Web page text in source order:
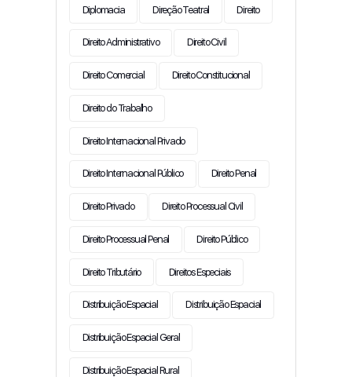
Diplomacia Direção Teatral Direito
Direito Administrativo Direito Civil
Direito Comercial Direito Constitucional
Direito do Trabalho
Direito Internacional Privado
Direito Internacional Público Direito Penal
Direito Privado Direito Processual Civil
Direito Processual Penal Direito Público
Direito Tributário Direitos Especiais
Distribuição Espacial Distribuição Espacial
Distribuição Espacial Geral
Distribuição Espacial Rural